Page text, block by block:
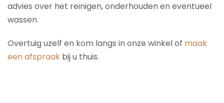
advies over het reinigen, onderhouden en eventueel
wassen.
Overtuig uzelf en kom langs in onze winkel of maak
een afspraak bij u thuis.